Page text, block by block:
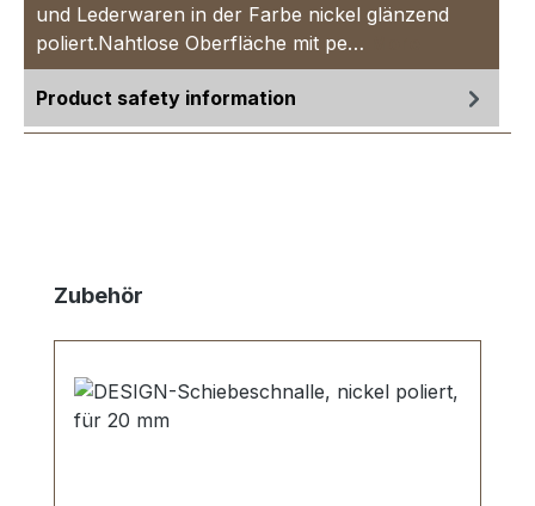
und Lederwaren in der Farbe nickel glänzend
poliert.Nahtlose Oberfläche mit pe…
Product safety information
Skip product gallery
Zubehör